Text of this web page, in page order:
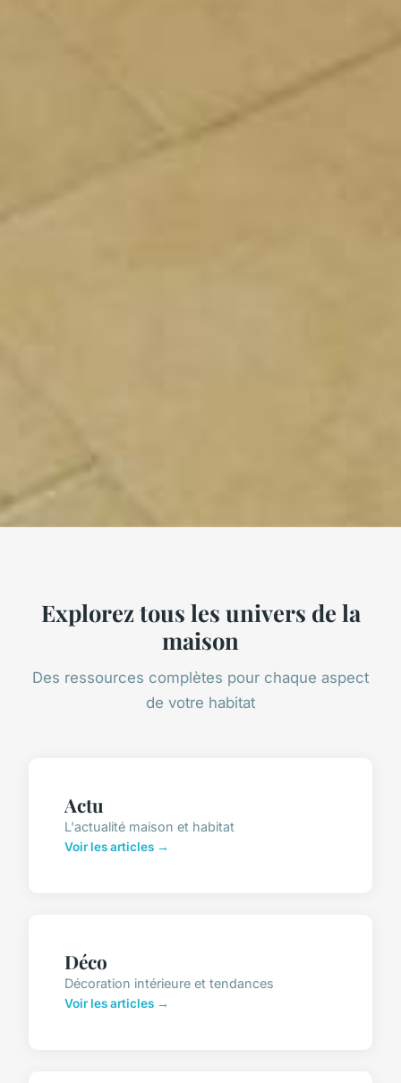
Explorez tous les univers de la
maison
Des ressources complètes pour chaque aspect
de votre habitat
Actu
L'actualité maison et habitat
Voir les articles →
Déco
Décoration intérieure et tendances
Voir les articles →